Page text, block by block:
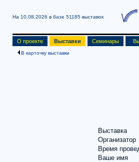
На 10.08.2026 в базе 51185 выставок
О проекте Выставки Семинары
В карточку выставки
Выставка
Организатор
Время
Ваше имя